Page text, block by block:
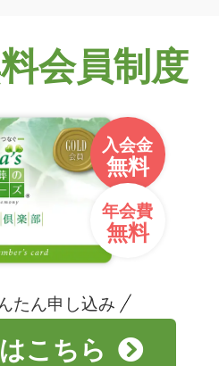
会員制度
入会金
無料
年会費
無料
たん申し込み
こちら